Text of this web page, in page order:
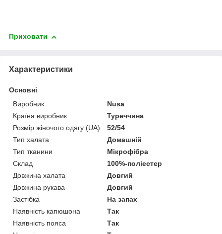
Приховати
Характеристики
Основні
Виробник
Nusa
Країна виробник
Туреччина
Розмір жіночого одягу (UA)
52/54
Тип халата
Домашній
Тип тканини
Мікрофібра
Склад
100%-поліестер
Довжина халата
Довгий
Довжина рукава
Довгий
Застібка
На запах
Наявність капюшона
Так
Наявність пояса
Так